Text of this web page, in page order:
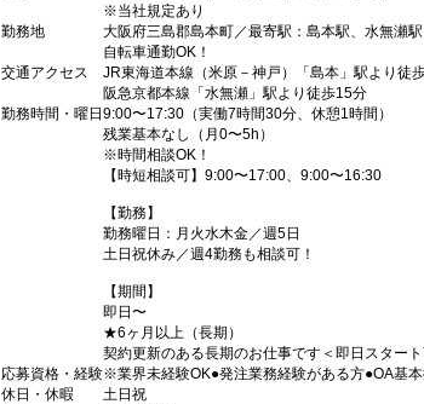
※当社規定あり
勤務地
大阪府三島郡島本町／最寄駅：島本駅、水無瀬駅
自転車通勤OK！
交通アクセス
JR東海道本線（米原－神戸）「島本」駅より徒
阪急京都本線「水無瀬」駅より徒歩15分
勤務時間・曜日 9:00〜17:30（実働7時間30分、休憩1時間）
残業基本なし（月0〜5h）
※時間相談OK！
【時短相談可】9:00〜17:00、9:00〜16:30
【勤務】
勤務曜日：月火水木金／週5日
土日祝休み／週4勤務も相談可！
【期間】
即日〜
★6ヶ月以上（長期）
契約更新のある長期のお仕事です＜即日スター
応募資格・経験※業界未経験OK●発注業務経験がある方●OA基
休日・休暇
土日祝